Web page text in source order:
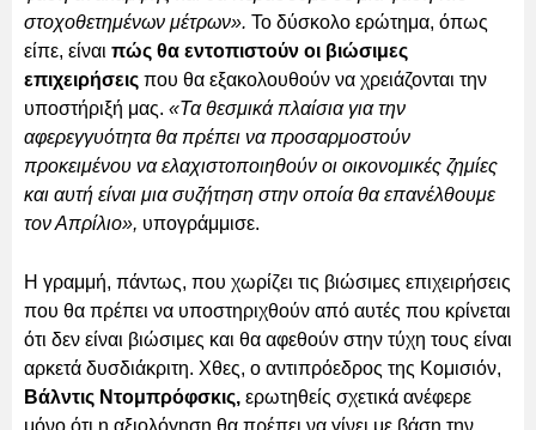
στοχοθετημένων μέτρων». Το δύσκολο ερώτημα, όπως
είπε, είναι πώς θα εντοπιστούν οι βιώσιμες
επιχειρήσεις που θα εξακολουθούν να χρειάζονται την
υποστήριξή μας. «Τα θεσμικά πλαίσια για την
αφερεγγυότητα θα πρέπει να προσαρμοστούν
προκειμένου να ελαχιστοποιηθούν οι οικονομικές ζημίες
και αυτή είναι μια συζήτηση στην οποία θα επανέλθουμε
τον Απρίλιο», υπογράμμισε.
Η γραμμή, πάντως, που χωρίζει τις βιώσιμες επιχειρήσεις
που θα πρέπει να υποστηριχθούν από αυτές που κρίνεται
ότι δεν είναι βιώσιμες και θα αφεθούν στην τύχη τους είναι
αρκετά δυσδιάκριτη. Χθες, ο αντιπρόεδρος της Κομισιόν,
Βάλντις Ντομπρόφσκις, ερωτηθείς σχετικά ανέφερε
μόνο ότι η αξιολόγηση θα πρέπει να γίνει με βάση την